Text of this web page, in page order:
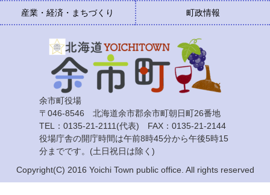
産業・経済・まちづくり 町政情報
余市町役場
〒046-8546 北海道余市郡余市町朝日町26番地
TEL：0135-21-2111(代表) FAX：0135-21-2144
役場庁舎の開庁時間は午前8時45分から午後5時15
分までです。(土日祝日は除く)
Copyright(C) 2016 Yoichi Town public office. All rights reserved